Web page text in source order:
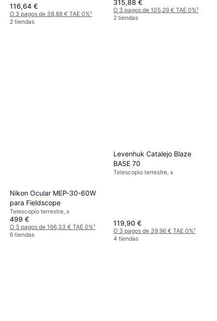
116,64 €
O 3 pagos de 38,88 € TAE 0%¹
2 tiendas
Prisma Porro, Antivaho, Soporte
para trípode, Totalmente
Multicapa
315,88 €
O 3 pagos de 105,29 € TAE 0%¹
2 tiendas
Nikon Ocular MEP-30-60W
para Fieldscope
Telescopio terrestre, x
499 €
O 3 pagos de 166,33 € TAE 0%¹
6 tiendas
Levenhuk Catalejo Blaze
BASE 70
Telescopio terrestre, x
119,90 €
O 3 pagos de 39,96 € TAE 0%¹
4 tiendas